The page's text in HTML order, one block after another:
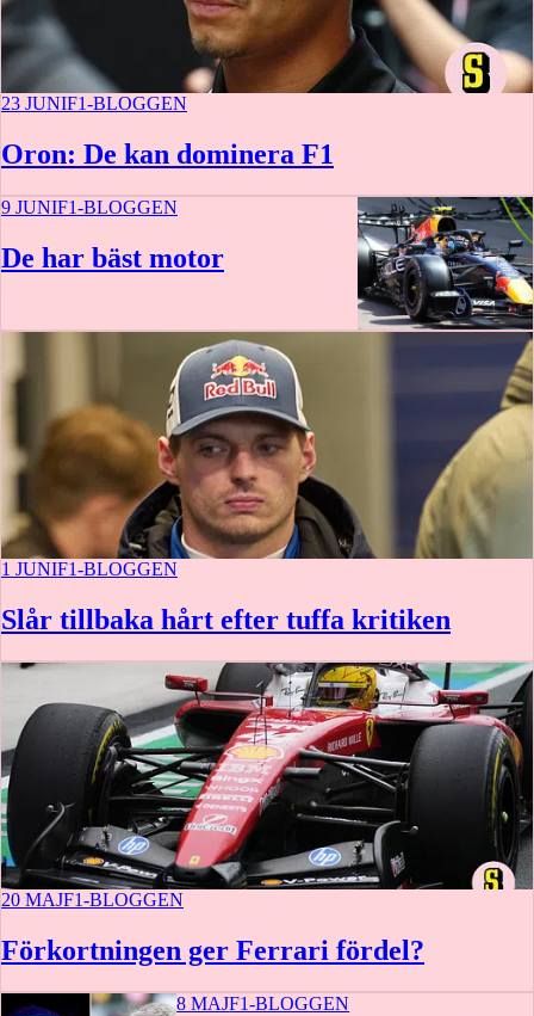
23 JUNIF1-BLOGGEN
Oron: De kan dominera F1
9 JUNIF1-BLOGGEN
De har bäst motor
1 JUNIF1-BLOGGEN
Slår tillbaka hårt efter tuffa kritiken
20 MAJF1-BLOGGEN
Förkortningen ger Ferrari fördel?
8 MAJF1-BLOGGEN